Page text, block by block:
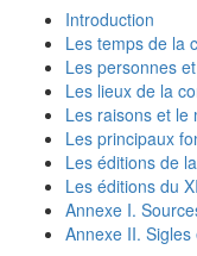
Introduction
Les temps de la
Les personnes
Les lieux de la
Les raisons et le
Les principaux
Les éditions de
Les éditions du
Annexe I.
Annexe II.